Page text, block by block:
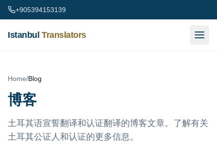
Skip to content
+905394153139
Istanbul Translators
Home/Blog
博客
土耳其语宣誓翻译和认证翻译的博客文章。了解有关
土耳其公证人和认证的更多信息。